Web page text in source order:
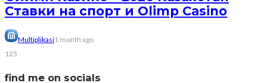
Ставки на спорт и Olimp Casino
Multiplikasi1 month ago
125
find me on socials